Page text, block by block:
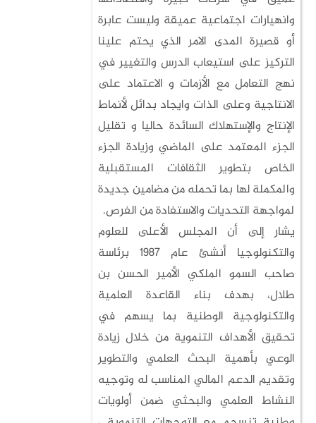
وانهيارات اجتماعية عميقة وليست عابرة
أو قصيرة المدى الامر الذي يحتم علينا
التركيز على استيعاب الدرس والتغيير في
نهج التعامل مع الأزمات و الاعتماد على
الانتاجية وعلى الذات وايجاد بدائل لأنماط
الإنتاج والإستهلاك السائدة حاليا و تقليل
الجزء المعتمد على الماضي وزيادة الجزء
الخاص بتطوير الثقافات المستقبلية
والمكملة لها بما تحمله من مضامين جديدة
لمواجهة التحديات والاستفادة من الفرص.
يشار إلى أن المجلس الأعلى للعلوم
والتكنولوجيا أنشئ عام 1987 برئاسة
صاحب السمو الملكي الأمير الحسن بن
طلال، بهدف بناء القاعدة العلمية
والتكنولوجية الوطنية بما يسهم في
تحقيق الأهداف التنموية من خلال زيادة
الوعي بأهمية البحث العلمي والتطوير
وتقديم الدعم المالي المناسب له وتوجيه
النشاط العلمي والبحثي ضمن أولويات